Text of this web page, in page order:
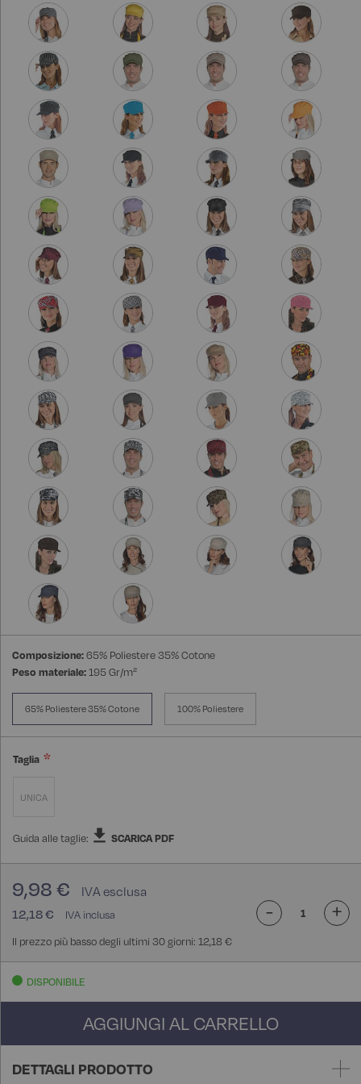
Composizione:65% Poliestere 35% Cotone
Peso materiale:195 Gr/m²
65% Poliestere 35% Cotone 100% Poliestere
Taglia
UNICA
Guida alle taglie: SCARICA PDF
12,18 €
9,98 €
Il prezzo più basso degli ultimi 30 giorni: 12,18 €
- +
DISPONIBILE
AGGIUNGI AL CARRELLO
DETTAGLI PRODOTTO